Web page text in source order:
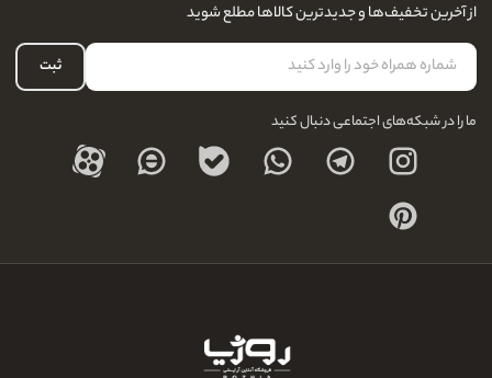
نحوه ارسال کالا
نحوه بازگشت کالا
درباره ما
لیست علاقه‌مندی
حساب کاربری
از آخرین تخفیف‌ها و جدیدترین کالاها مطلع شوید
ثبت
ما را در شبکه‌های اجتماعی دنبال کنید